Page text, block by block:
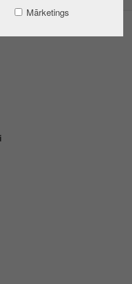
Mārketings